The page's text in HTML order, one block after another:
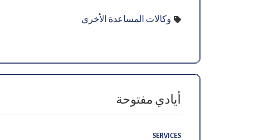
وكالات المساعدة الأخرى
أيادي مفتوحة
SERVICES